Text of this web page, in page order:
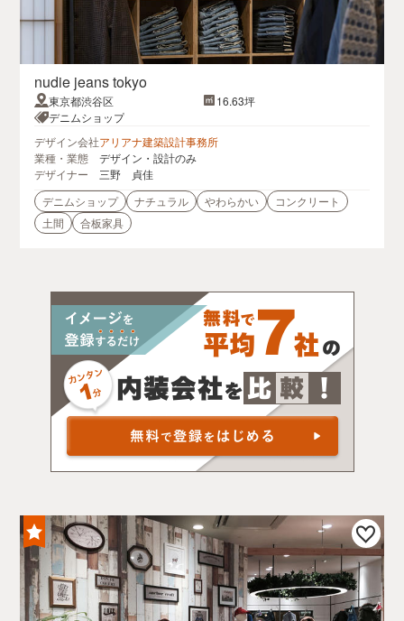
nudie jeans tokyo
東京都渋谷区
16.63坪
デニムショップ
デザイン会社アリアナ建築設計事務所
業種・業態
デザイン・設計のみ
デザイナー
三野 貞佳
デニムショップ
ナチュラル やわらかい
コンクリート
土間
合板家具